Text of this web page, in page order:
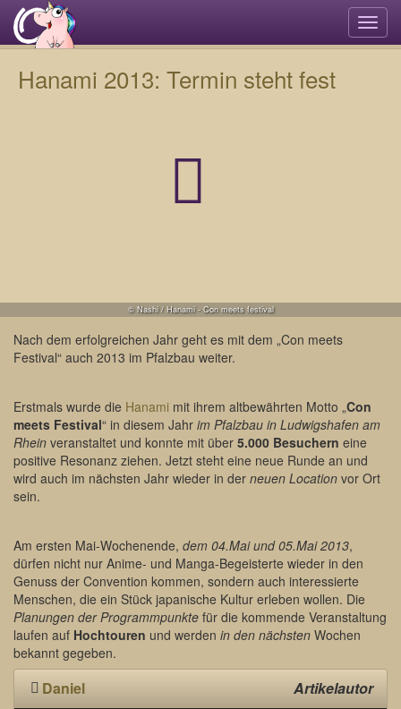
Hanami 2013: Termin steht fest
© Nashi / Hanami - Con meets festival
Nach dem erfolgreichen Jahr geht es mit dem „Con meets
Festival“ auch 2013 im Pfalzbau weiter.
Erstmals wurde die Hanami mit ihrem altbewährten Motto „Con
meets Festival“ in diesem Jahr im Pfalzbau in Ludwigshafen am
Rhein veranstaltet und konnte mit über 5.000 Besuchern eine
positive Resonanz ziehen. Jetzt steht eine neue Runde an und
wird auch im nächsten Jahr wieder in der neuen Location vor Ort
sein.
Am ersten Mai-Wochenende, dem 04.Mai und 05.Mai 2013,
dürfen nicht nur Anime- und Manga-Begeisterte wieder in den
Genuss der Convention kommen, sondern auch interessierte
Menschen, die ein Stück japanische Kultur erleben wollen. Die
Planungen der Programmpunkte für die kommende Veranstaltung
laufen auf Hochtouren und werden in den nächsten Wochen
bekannt gegeben.
Daniel Artikelautor